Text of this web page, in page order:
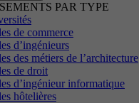
PAR TYPE
de commerce
d’ingénieurs
des métiers de l’architecture
de droit
d’ingénieur informatique
hôtelières